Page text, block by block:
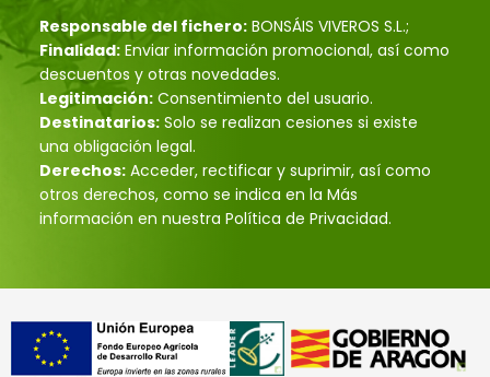
Responsable del fichero: BONSÁIS VIVEROS S.L.;
Finalidad: Enviar información promocional, así como
descuentos y otras novedades.
Legitimación: Consentimiento del usuario.
Destinatarios: Solo se realizan cesiones si existe
una obligación legal.
Derechos: Acceder, rectificar y suprimir, así como
otros derechos, como se indica en la Más
información en nuestra Política de Privacidad.